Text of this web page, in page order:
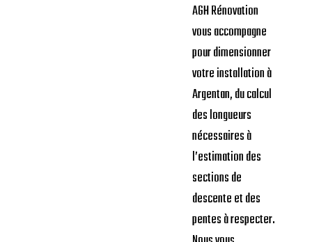
AGH Rénovation
vous accompagne
pour dimensionner
votre installation à
Argentan, du calcul
des longueurs
nécessaires à
l’estimation des
sections de
descente et des
pentes à respecter.